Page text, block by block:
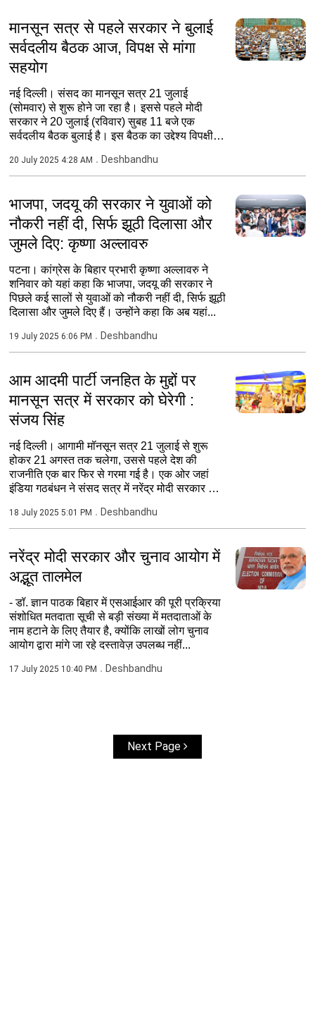
मानसून सत्र से पहले सरकार ने बुलाई
सर्वदलीय बैठक आज, विपक्ष से मांगा
सहयोग
नई दिल्ली। संसद का मानसून सत्र 21 जुलाई
(सोमवार) से शुरू होने जा रहा है। इससे पहले मोदी
सरकार ने 20 जुलाई (रविवार) सुबह 11 बजे एक
सर्वदलीय बैठक बुलाई है। इस बैठक का उद्देश्य विपक्षी
20 July 2025 4:28 AM Deshbandhu
भाजपा, जदयू की सरकार ने युवाओं को
नौकरी नहीं दी, सिर्फ झूठी दिलासा और
जुमले दिए: कृष्णा अल्लावरु
पटना। कांग्रेस के बिहार प्रभारी कृष्णा अल्लावरु ने
शनिवार को यहां कहा कि भाजपा, जदयू की सरकार ने
पिछले कई सालों से युवाओं को नौकरी नहीं दी, सिर्फ झूठी
दिलासा और जुमले दिए हैं। उन्होंने कहा कि अब यहां...
19 July 2025 6:06 PM Deshbandhu
आम आदमी पार्टी जनहित के मुद्दों पर
मानसून सत्र में सरकार को घेरेगी :
संजय सिंह
नई दिल्ली। आगामी मॉनसून सत्र 21 जुलाई से शुरू
होकर 21 अगस्त तक चलेगा, उससे पहले देश की
राजनीति एक बार फिर से गरमा गई है। एक ओर जहां
इंडिया गठबंधन ने संसद सत्र में नरेंद्र मोदी सरकार को
18 July 2025 5:01 PM Deshbandhu
नरेंद्र मोदी सरकार और चुनाव आयोग में
अद्भूत तालमेल
- डॉ. ज्ञान पाठक बिहार में एसआईआर की पूरी प्रक्रिया
संशोधित मतदाता सूची से बड़ी संख्या में मतदाताओं के
नाम हटाने के लिए तैयार है, क्योंकि लाखों लोग चुनाव
आयोग द्वारा मांगे जा रहे दस्तावेज़ उपलब्ध नहीं...
17 July 2025 10:40 PM Deshbandhu
Next Page